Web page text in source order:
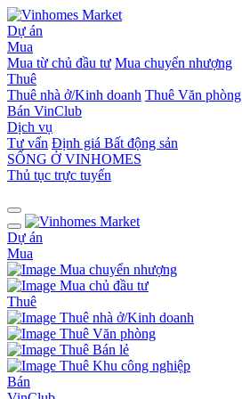
Dự án
Mua
Mua từ chủ đầu tư Mua chuyển nhượng
Thuê
Thuê nhà ở/Kinh doanh Thuê Văn phòng
Bán VinClub
Dịch vụ
Tư vấn Định giá Bất động sản
SỐNG Ở VINHOMES
Thủ tục trực tuyến
Dự án
Mua
Mua chuyển nhượng
Mua chủ đầu tư
Thuê
Thuê nhà ở/Kinh doanh
Thuê Văn phòng
Thuê Bán lẻ
Thuê Khu công nghiệp
Bán